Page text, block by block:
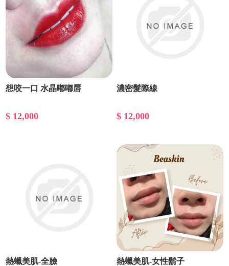
想咬一口 水晶嘟嘟唇
$ 12,000
濃密髮際線
$ 12,000
熱蠟美肌-全臉 熱蠟美肌-女性鬍子